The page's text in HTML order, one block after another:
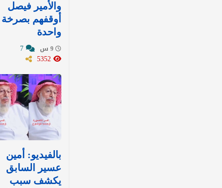
والأمير فيصل
أوقفهم بصرخة
واحدة
بالفيديو: أمين
عسير السابق
يكشف سبب